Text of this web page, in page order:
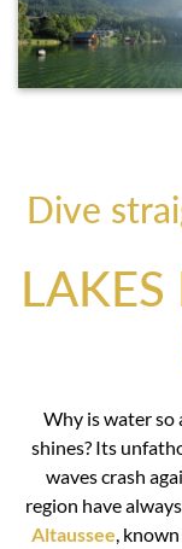
Dive
LAKES
Why is water so
shines? Its
waves crash
region have
Altaussee,